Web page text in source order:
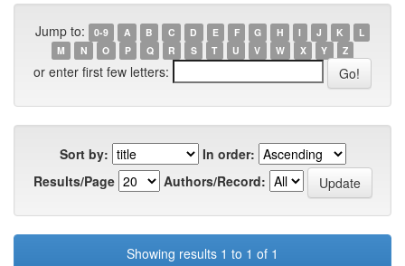
Jump to: 0-9 A B C D E F G H I J K
L
M
N O P Q R S T U V W X Y Z
or enter first few letters:
Sort by:
In order:
Results/Page
Authors/Record:
Showing results 1 to 1 of 1